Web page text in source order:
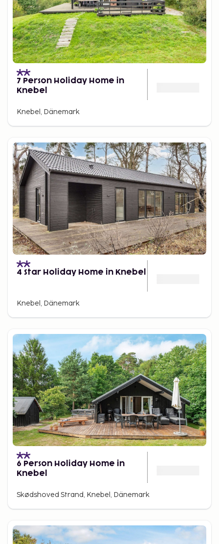
7 Person Holiday Home in
Knebel
Knebel, Dänemark
4 Star Holiday Home in Knebel
Knebel, Dänemark
6 Person Holiday Home in
Knebel
Skødshoved Strand, Knebel, Dänemark